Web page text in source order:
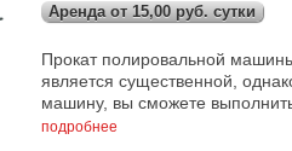
Аренда от 15,00 руб. сутки
Прокат полировальной
является существенной,
машину, вы сможете
подробнее